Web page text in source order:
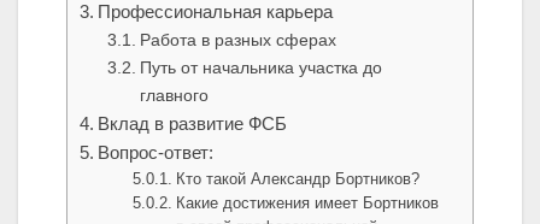
Профессиональная карьера
Работа в разных сферах
Путь от начальника участка до
главного
Вклад в развитие ФСБ
Вопрос-ответ:
Кто такой Александр Бортников?
Какие достижения имеет Бортников